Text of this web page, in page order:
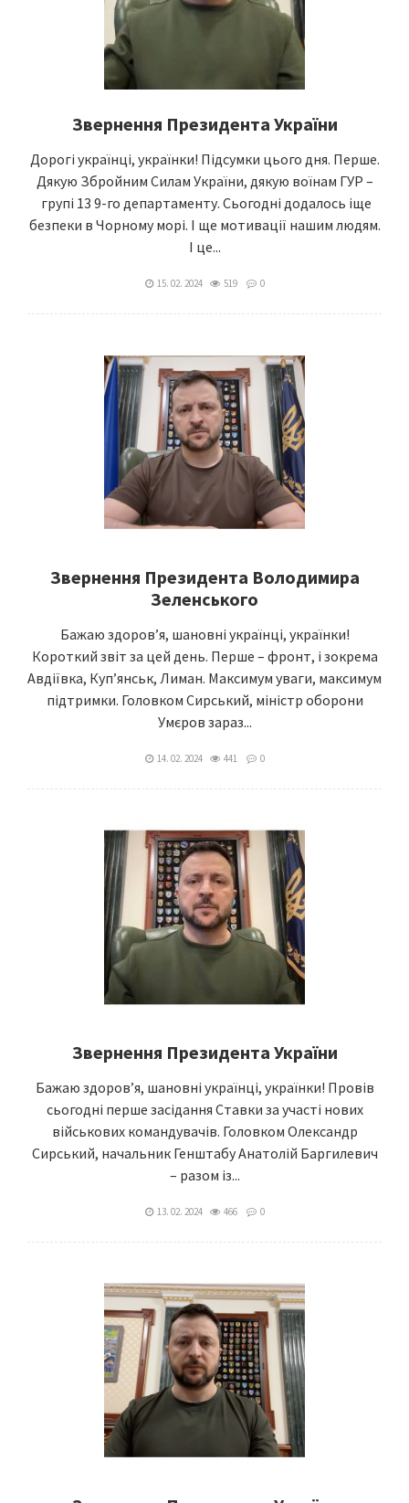
Звернення Президента України
Дорогі українці, українки! Підсумки цього дня. Перше.
Дякую Збройним Силам України, дякую воїнам ГУР –
групі 13 9-го департаменту. Сьогодні додалось іще
безпеки в Чорному морі. І ще мотивації нашим людям.
І це...
15. 02. 2024 519 0
Звернення Президента Володимира
Зеленського
Бажаю здоровʼя, шановні українці, українки!
Короткий звіт за цей день. Перше – фронт, і зокрема
Авдіївка, Купʼянськ, Лиман. Максимум уваги, максимум
підтримки. Головком Сирський, міністр оборони
Умєров зараз...
14. 02. 2024 441 0
Звернення Президента України
Бажаю здоров’я, шановні українці, українки! Провів
сьогодні перше засідання Ставки за участі нових
військових командувачів. Головком Олександр
Сирський, начальник Генштабу Анатолій Баргилевич
– разом із...
13. 02. 2024 466 0